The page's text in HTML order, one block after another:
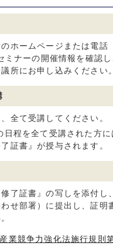
ホームページまたは電話
ミナーの開催情報を確認し
所にお申し込みください。
全て受講してください。
日程を全て受講された方
証書』が授与されます。
了証書』の写しを添付し
わせ部署）に提出し、証明
業競争力強化法施行規則